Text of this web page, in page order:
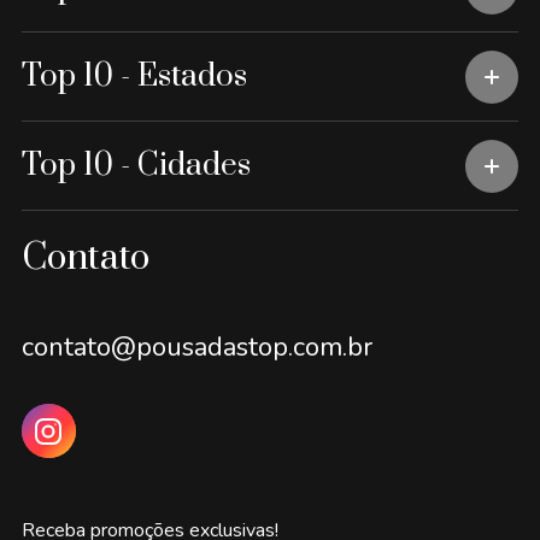
Top 10 - Estados
Top 10 - Cidades
Contato
contato@pousadastop.com.br
Receba promoções exclusivas!